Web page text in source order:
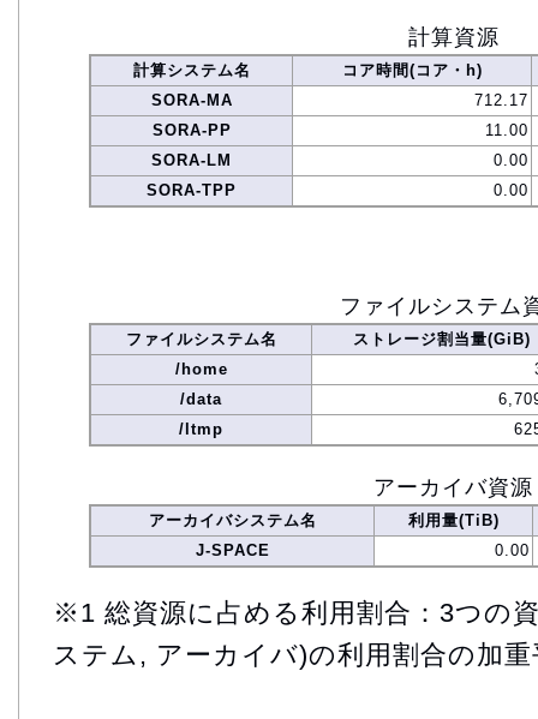
計算資源
計算システム名
コア時間(コア・h)
SORA-MA
712.17
SORA-PP
11.00
SORA-LM
0.00
SORA-TPP
0.00
ファイルシステム
ファイルシステム名
ストレージ割当量(GiB)
/home
/data
/ltmp
アーカイバ資源
アーカイバシステム名
利用量(TiB)
J-SPACE
0.00
※1 総資源に占める利用割合：3つの
ステム, アーカイバ)の利用割合の加重